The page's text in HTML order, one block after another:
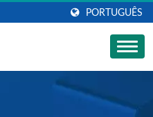
PORTUGUÊS